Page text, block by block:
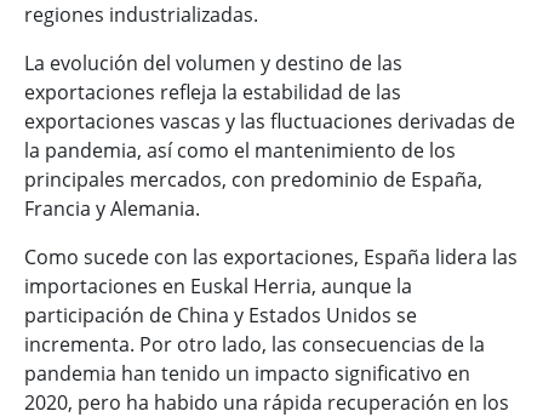
regiones industrializadas.
La evolución del volumen y destino de las
exportaciones refleja la estabilidad de las
exportaciones vascas y las fluctuaciones derivadas de
la pandemia, así como el mantenimiento de los
principales mercados, con predominio de España,
Francia y Alemania.
Como sucede con las exportaciones, España lidera las
importaciones en Euskal Herria, aunque la
participación de China y Estados Unidos se
incrementa. Por otro lado, las consecuencias de la
pandemia han tenido un impacto significativo en
2020, pero ha habido una rápida recuperación en los